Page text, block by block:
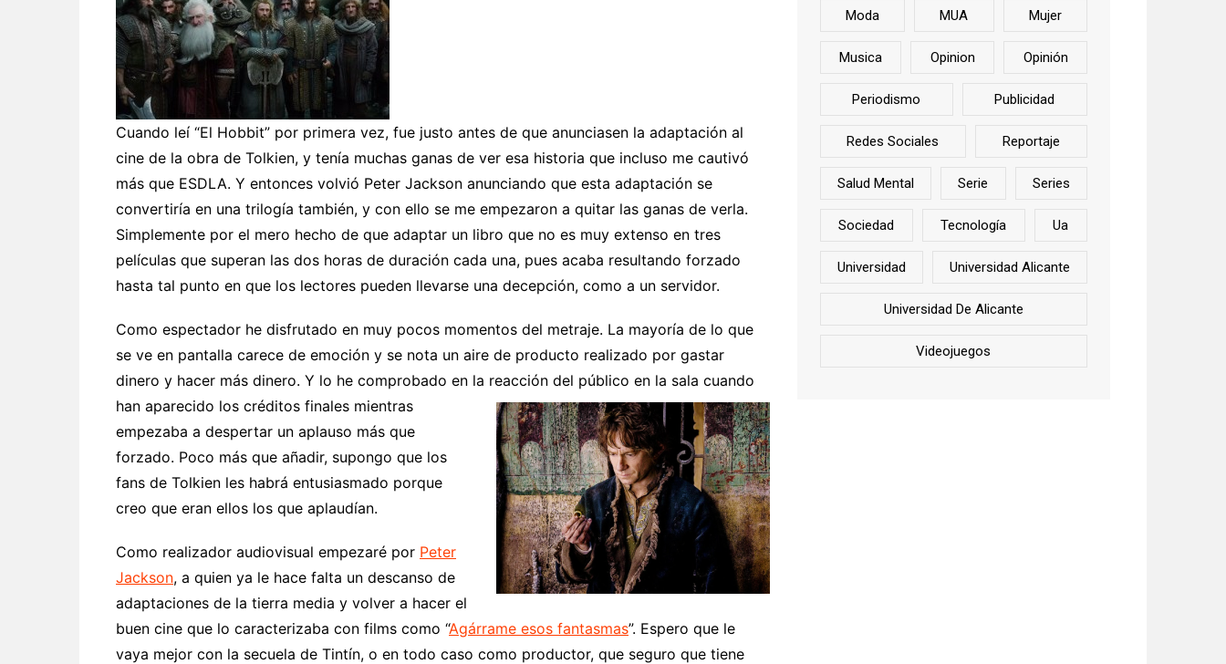
Cuando leí “El Hobbit” por primera vez, fue justo antes de que anunciasen la adaptación al
cine de la obra de Tolkien, y tenía muchas ganas de ver esa historia que incluso me cautivó
más que ESDLA. Y entonces volvió Peter Jackson anunciando que esta adaptación se
convertiría en una trilogía también, y con ello se me empezaron a quitar las ganas de verla.
Simplemente por el mero hecho de que adaptar un libro que no es muy extenso en tres
películas que superan las dos horas de duración cada una, pues acaba resultando forzado
hasta tal punto en que los lectores pueden llevarse una decepción, como a un servidor.
Como espectador he disfrutado en muy pocos momentos del metraje. La mayoría de lo que
se ve en pantalla carece de emoción y se nota un aire de producto realizado por gastar
dinero y hacer más dinero. Y lo he comprobado en la reacción del público en la sala cuando
han aparecido los créditos finales mientras
empezaba a despertar un aplauso más que
forzado. Poco más que añadir, supongo que los
fans de Tolkien les habrá entusiasmado porque
creo que eran ellos los que aplaudían.
Como realizador audiovisual empezaré por Peter
Jackson, a quien ya le hace falta un descanso de
adaptaciones de la tierra media y volver a hacer el
buen cine que lo caracterizaba con films como “Agárrame esos fantasmas”. Espero que le
vaya mejor con la secuela de Tintín, o en todo caso como productor, que seguro que tiene
Moda MUA Mujer
Musica Opinion Opinión
Periodismo Publicidad
Redes Sociales Reportaje
Salud Mental Serie Series
Sociedad Tecnología Ua
Universidad Universidad Alicante
Universidad De Alicante
Videojuegos